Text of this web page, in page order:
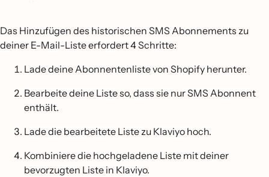
Das Hinzufügen des historischen SMS Abonnements zu
deiner E-Mail-Liste erfordert 4 Schritte:
Lade deine Abonnentenliste von Shopify herunter.
Bearbeite deine Liste so, dass sie nur SMS Abonnent
enthält.
Lade die bearbeitete Liste zu Klaviyo hoch.
Kombiniere die hochgeladene Liste mit deiner
bevorzugten Liste in Klaviyo.